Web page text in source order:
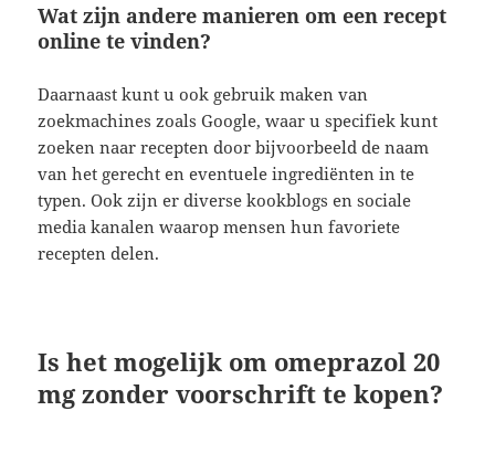
Wat zijn andere manieren om een recept
online te vinden?
Daarnaast kunt u ook gebruik maken van
zoekmachines zoals Google, waar u specifiek kunt
zoeken naar recepten door bijvoorbeeld de naam
van het gerecht en eventuele ingrediënten in te
typen. Ook zijn er diverse kookblogs en sociale
media kanalen waarop mensen hun favoriete
recepten delen.
Is het mogelijk om omeprazol 20
mg zonder voorschrift te kopen?